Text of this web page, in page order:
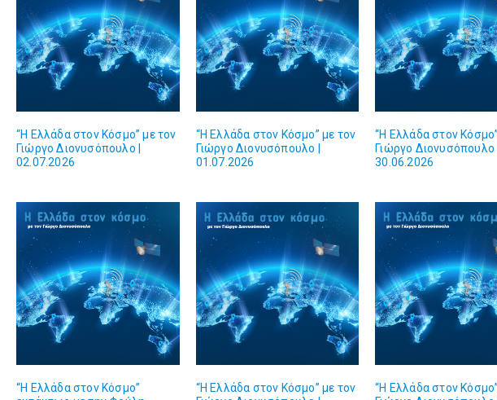
“Η Ελλάδα στον Κόσμο” με τον
Γιώργο Διονυσόπουλο |
02.07.2026
“Η Ελλάδα στον Κόσμο” με τον
Γιώργο Διονυσόπουλο |
01.07.2026
“Η Ελλάδα στον
Γιώργο Διονυσόπουλο |
30.06.2026
“Η Ελλάδα στον Κόσμο”
“Η Ελλάδα στον Κόσμο” με τον
“Η Ελλάδα στον